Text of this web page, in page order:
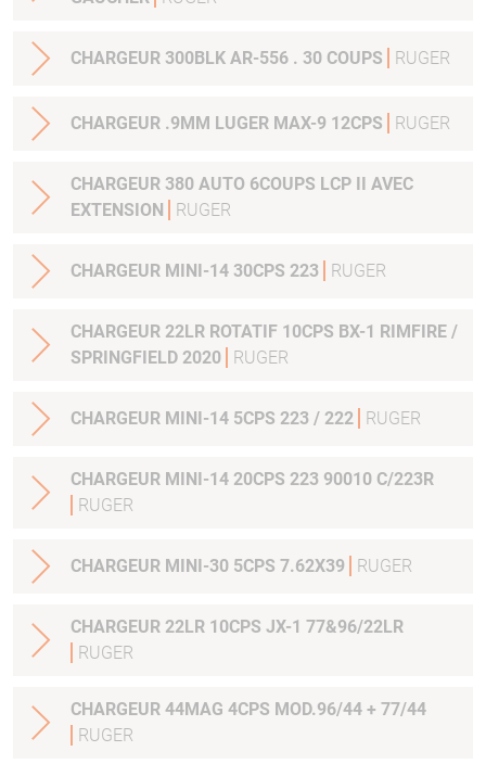
CHARGEUR 300BLK AR-556 . 30 COUPS RUGER
CHARGEUR .9MM LUGER MAX-9 12CPS RUGER
CHARGEUR 380 AUTO 6COUPS LCP II AVEC
EXTENSION
RUGER
CHARGEUR MINI-14 30CPS 223 RUGER
CHARGEUR 22LR ROTATIF 10CPS BX-1 RIMFIRE /
SPRINGFIELD 2020
RUGER
CHARGEUR MINI-14 5CPS 223 / 222 RUGER
CHARGEUR MINI-14 20CPS 223 90010 C/223R
RUGER
CHARGEUR MINI-30 5CPS 7.62X39 RUGER
CHARGEUR 22LR 10CPS JX-1 77&96/22LR
RUGER
CHARGEUR 44MAG 4CPS MOD.96/44 + 77/44
RUGER